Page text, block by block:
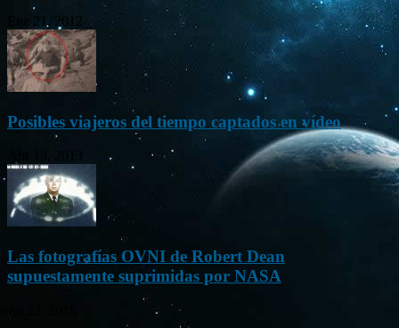
Ene 21, 2012
Posibles viajeros del tiempo captados en vídeo
Las fotografías OVNI de Robert Dean
supuestamente suprimidas por NASA